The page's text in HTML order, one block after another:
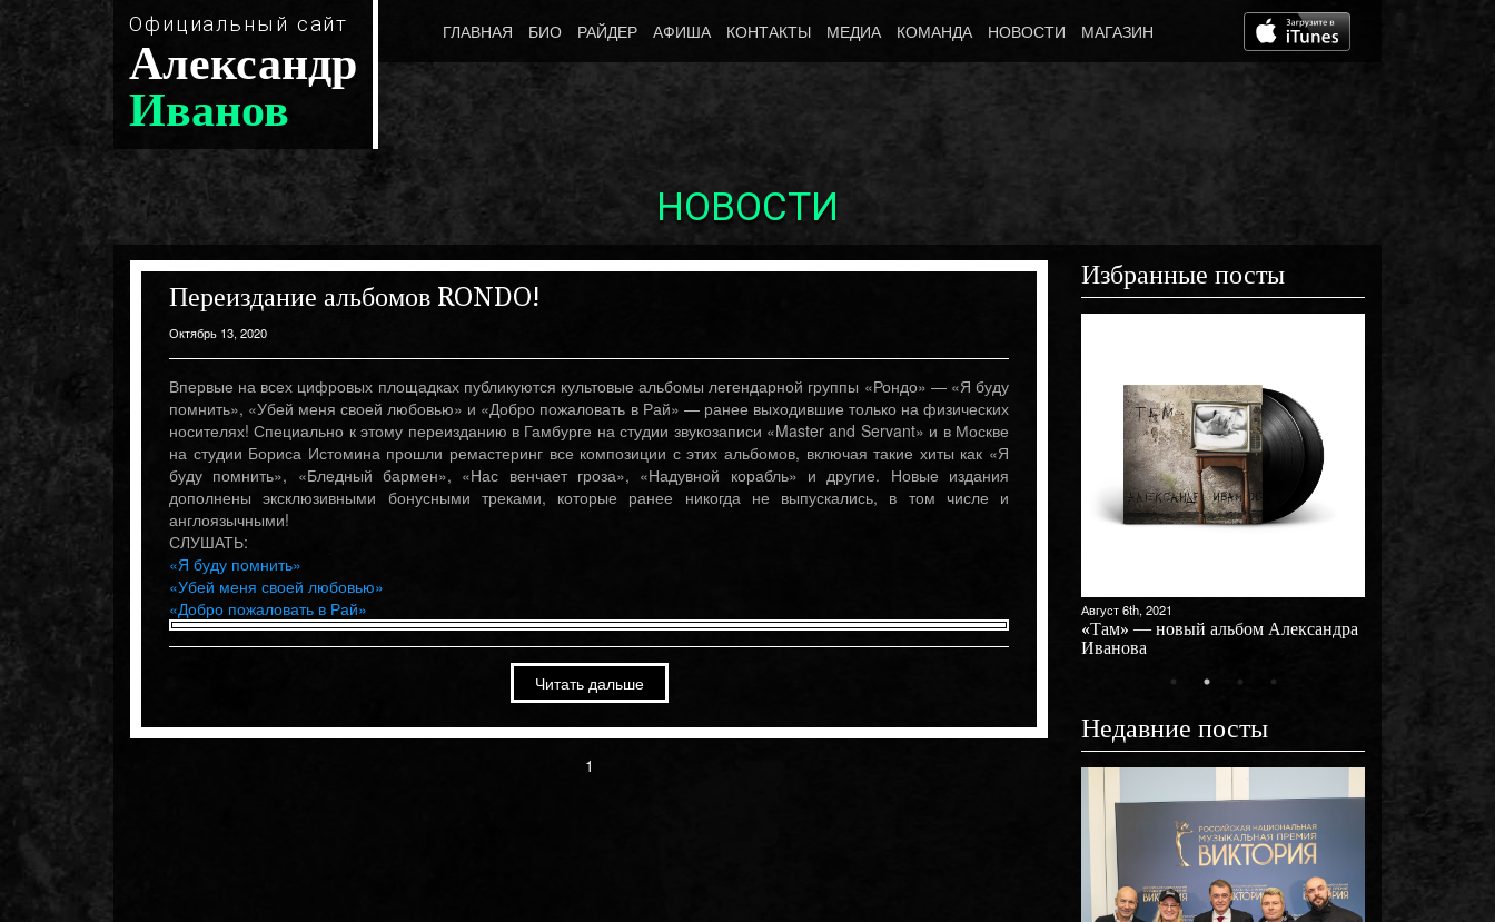
Официальный сайт
Александр
Иванов
ГЛАВНАЯ БИО РАЙДЕР АФИША КОНТАКТЫ МЕДИА КОМАНДА НОВОСТИ МАГАЗИН
НОВОСТИ
Переиздание альбомов RONDO!
Октябрь 13, 2020
Впервые на всех цифровых площадках публикуются культовые альбомы легендарной группы «Рондо» — «Я буду
помнить», «Убей меня своей любовью» и «Добро пожаловать в Рай» — ранее выходившие только на физических
носителях! Специально к этому переизданию в Гамбурге на студии звукозаписи «Master and Servant» и в Москве
на студии Бориса Истомина прошли ремастеринг все композиции с этих альбомов, включая такие хиты как «Я
буду помнить», «Бледный бармен», «Нас венчает гроза», «Надувной корабль» и другие. Новые издания
дополнены эксклюзивными бонусными треками, которые ранее никогда не выпускались, в том числе и
англоязычными!
СЛУШАТЬ:
«Я буду помнить»
«Убей меня своей любовью»
«Добро пожаловать в Рай»
Читать дальше
1
Избранные посты
Октябрь 10th, 2017
Новый сингл — «Значимый
другой!»
Август 6th, 2021
«Там» — новый альбом Александра
Иванова
Недавние посты
Премьера клипа